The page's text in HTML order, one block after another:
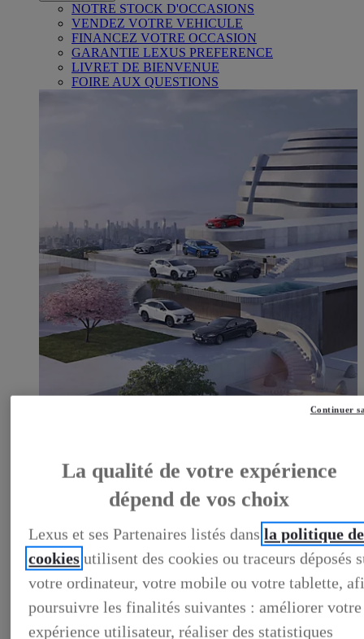
NOTRE STOCK D'OCCASIONS
VENDEZ VOTRE VEHICULE
FINANCEZ VOTRE OCCASION
GARANTIE LEXUS PREFERENCE
LIVRET DE BIENVENUE
FOIRE AUX QUESTIONS
LEXUS PRÉFÉRENCE, DECOUVREZ LES VOITURES
D'OCCASION LABELLISEES LEXUS PREFERENCE
LES AVANTAGES LEXUS BUSINESS
ELECTRIFIED PROGRAM
NOS OFFRES DU MOMENT
NOS SOLUTIONS DE FINANCEMENT
L'HYBRIDE POUR LES PROFESSIONNELS
La qualité de votre expérience
dépend de vos choix
Lexus et ses Partenaires listés dansla politique
cookies utilisent des cookies ou traceurs déposés
votre ordinateur, votre mobile ou votre tablette,
poursuivre les finalités suivantes : améliorer votre
expérience utilisateur, réaliser des statistiques
Continuer